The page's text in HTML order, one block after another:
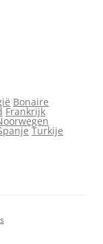
Bonaire
Frankrijk
Turkije